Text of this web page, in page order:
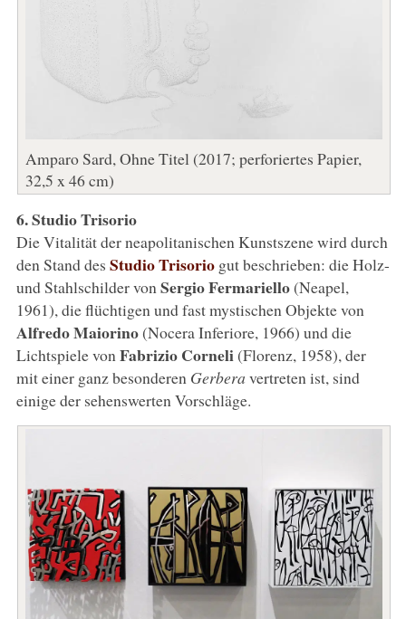
Amparo Sard, Ohne Titel (2017; perforiertes Papier,
32,5 x 46 cm)
6. Studio Trisorio
Die Vitalität der neapolitanischen Kunstszene wird durch
den Stand des Studio Trisoriogut beschrieben: die Holz-
und Stahlschilder von Sergio Fermariello(Neapel,
1961), die flüchtigen und fast mystischen Objekte von
Alfredo Maiorino(Nocera Inferiore, 1966) und die
Lichtspiele von Fabrizio Corneli(Florenz, 1958), der
mit einer ganz besonderen Gerbera vertreten ist, sind
einige der sehenswerten Vorschläge.